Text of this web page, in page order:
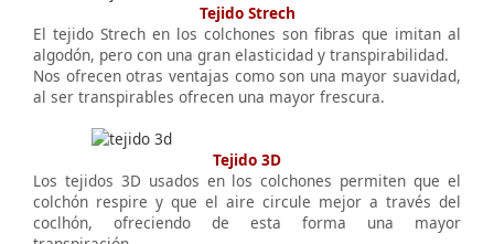
Tejido Strech
El tejido Strech en los colchones son fibras que imitan al
algodón, pero con una gran elasticidad y transpirabilidad.
Nos ofrecen otras ventajas como son una mayor suavidad,
al ser transpirables ofrecen una mayor frescura.
Tejido 3D
Los tejidos 3D usados en los colchones permiten que el
colchón respire y que el aire circule mejor a través del
coclhón, ofreciendo de esta forma una mayor